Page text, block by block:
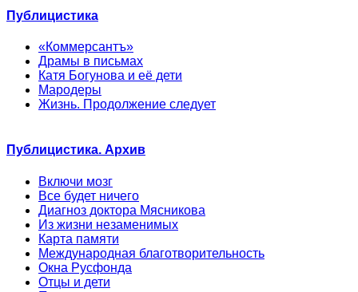
Публицистика
«Коммерсантъ»
Драмы в письмах
Катя Богунова и её дети
Мародеры
Жизнь. Продолжение следует
Публицистика. Архив
Включи мозг
Все будет ничего
Диагноз доктора Мясникова
Из жизни незаменимых
Карта памяти
Международная благотворительность
Окна Русфонда
Отцы и дети